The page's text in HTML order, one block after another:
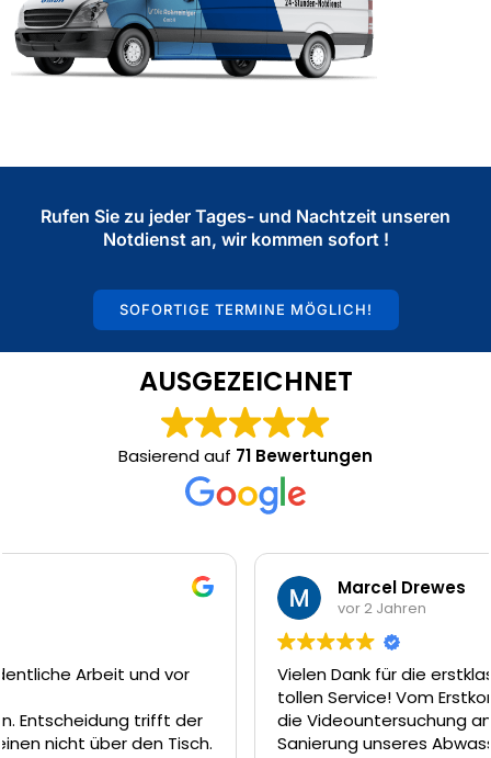
Rufen Sie zu jeder Tages- und Nachtzeit unseren
Notdienst an, wir kommen sofort !
SOFORTIGE TERMINE MÖGLICH!
AUSGEZEICHNET
Basierend auf 71 Bewertungen
Marcel Drewes
Vielen Dank für die erstklassige Arbeit und den
tollen Service! Vom Erstkontakt am Telefon, über
die Videountersuchung am nächsten Tag und die
Sanierung unseres Abwasserkanal dank Inliner-